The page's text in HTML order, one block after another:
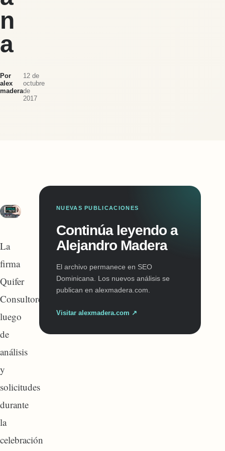
n
a
Por
alex
madera
12 de
octubre
de
2017
La
firma
Quifer
Consultores
luego
de
análisis
y
solicitudes
durante
la
celebración
NUEVAS PUBLICACIONES
Continúa leyendo a
Alejandro Madera
El archivo permanece en SEO
Dominicana. Los nuevos análisis se
publican en alexmadera.com.
Visitar alexmadera.com ↗